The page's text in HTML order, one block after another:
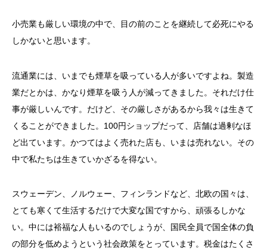
小売業も厳しい環境の中で、目の前のことを継続して必死にやる
しかないと思います。
流通業には、いまでも煙草を吸っている人が多いですよね。製造
業だとかは、かなり煙草を吸う人が減ってきました。それだけ仕
事が厳しいんです。だけど、その厳しさがあるから我々は生きて
くることができました。100円ショップだって、店舗は過剰なほ
ど出ています。かつてはよく売れた店も、いまは売れない。その
中で私たちは生きていかざるを得ない。
スウェーデン、ノルウェー、フィンランドなど、北欧の国々は、
とても寒くて生活するだけで大変な国ですから、頑張るしかな
い。中には裕福な人もいるのでしょうが、国民全員で国全体の負
の部分を低めようという社会政策をとっています。税金はたくさ